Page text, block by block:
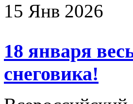
15 Янв 2026
18 января
снеговика!